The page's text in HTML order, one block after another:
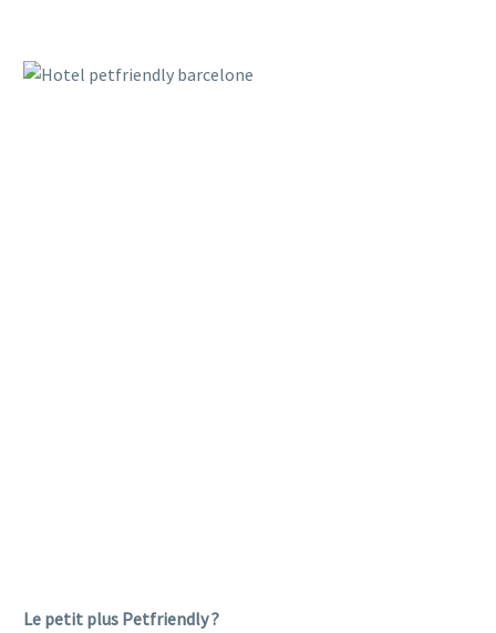
Le petit plus Petfriendly ?